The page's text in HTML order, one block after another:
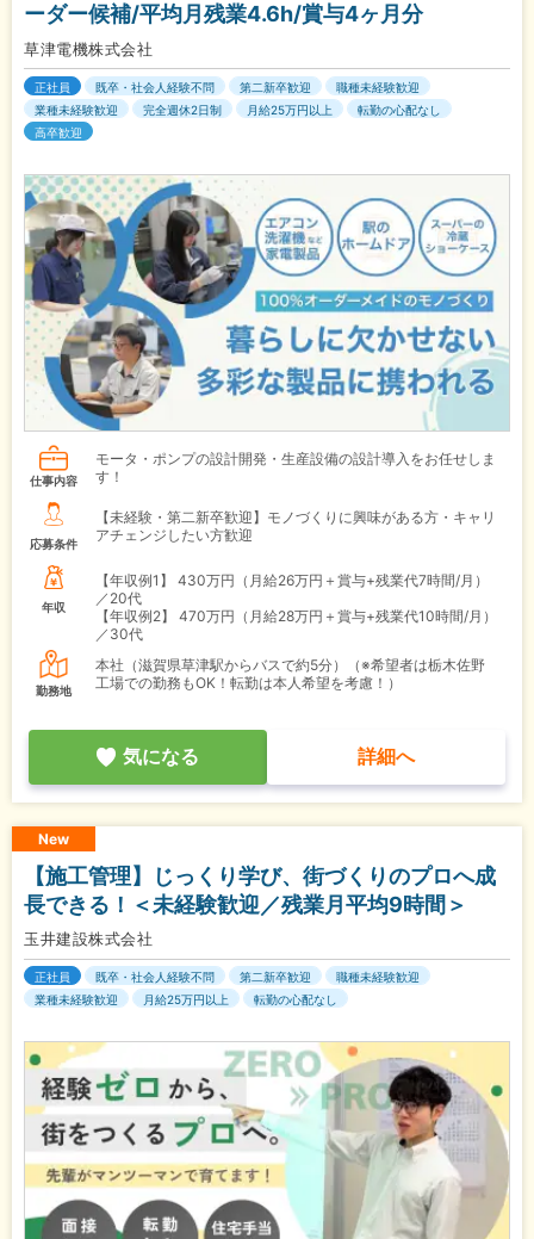
ーダー候補/平均月残業4.6h/賞与4ヶ月分
草津電機株式会社
正社員 既卒・社会人経験不問 第二新卒歓迎
職種未経験歓迎
業種未経験歓迎
完全週休2日制 月給25万円以上
転勤の心配なし
高卒歓迎
仕事内容
モータ・ポンプの設計開発・生産設備の設計導入をお任せしま
す！
応募条件
【未経験・第二新卒歓迎】モノづくりに興味がある方・キャリ
アチェンジしたい方歓迎
年収
【年収例1】
430万円（月給26万円＋賞与+残業代7時間/月）
／20代
【年収例2】
470万円（月給28万円＋賞与+残業代10時間/月）
／30代
勤務地
本社（滋賀県草津駅からバスで約5分）（※希望者は栃木佐野
工場での勤務もOK！転勤は本人希望を考慮！）
気になる 詳細へ
New
【施工管理】じっくり学び、街づくりのプロへ成
長できる！＜未経験歓迎／残業月平均9時間＞
玉井建設株式会社
正社員 既卒・社会人経験不問 第二新卒歓迎
職種未経験歓迎
業種未経験歓迎
月給25万円以上 転勤の心配なし